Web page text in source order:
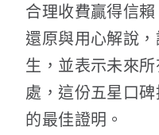
合理收費贏得信
還原與用心解說
生，並表示未來
處，這份五星口
的最佳證明。